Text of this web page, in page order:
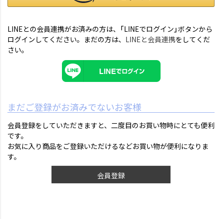
LINEとの会員連携がお済みの方は、「LINEでログイン」ボタンから
ログインしてください。まだの方は、 LINEと会員連携をしてくだ
さい。
まだご登録がお済みでないお客様
会員登録をしていただきますと、二度目のお買い物時にとても便利
です。
お気に入り商品をご登録いただけるなどお買い物が便利になりま
す。
会員登録